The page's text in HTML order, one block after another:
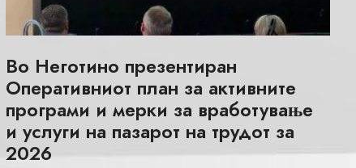
Во Неготино презентиран
Оперативниот план за активните
програми и мерки за вработување
и услуги на пазарот на трудот за
2026